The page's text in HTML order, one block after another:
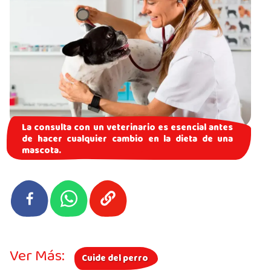
La consulta con un veterinario es esencial antes
de hacer cualquier cambio en la dieta de una
mascota.
Ver Más: Cuide del perro